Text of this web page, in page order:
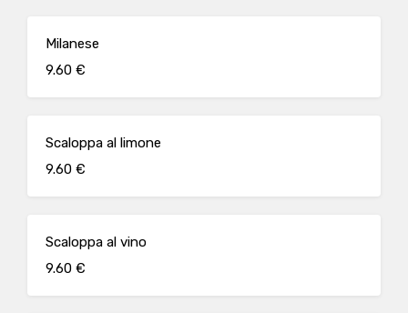
Milanese
9.60 €
Scaloppa al limone
9.60 €
Scaloppa al vino
9.60 €